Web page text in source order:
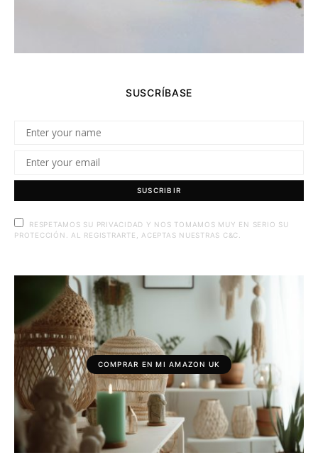
SUSCRÍBASE
SUSCRIBIR
RESPETAMOS SU PRIVACIDAD Y NOS TOMAMOS MUY EN SERIO SU
PROTECCIÓN. AL REGISTRARTE, ACEPTAS NUESTRAS C&C.
COMPRAR EN MI AMAZON UK